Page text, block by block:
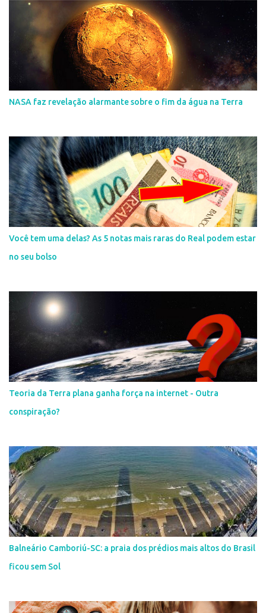
NASA faz revelação alarmante sobre o fim da água na Terra
Você tem uma delas? As 5 notas mais raras do Real podem estar
no seu bolso
Teoria da Terra plana ganha força na internet - Outra
conspiração?
Balneário Camboriú-SC: a praia dos prédios mais altos do Brasil
ficou sem Sol